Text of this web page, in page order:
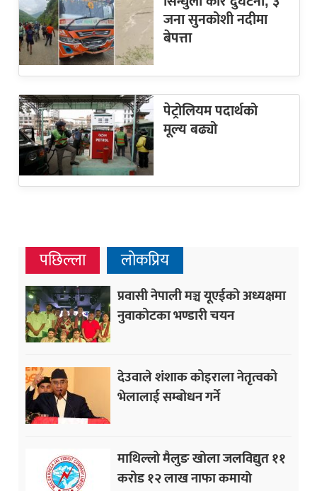
जना सुनकोशी नदीमा
बेपत्ता
पेट्रोलियम पदार्थको
मूल्य बढ्यो
पछिल्ला लोकप्रिय
प्रवासी नेपाली मञ्च यूएईको अध्यक्षमा
नुवाकोटका भण्डारी चयन
देउवाले शंशाक कोइराला नेतृत्वको
भेलालाई सम्बोधन गर्ने
माथिल्लो मैलुङ खोला जलविद्युत ११
करोड १२ लाख नाफा कमायाे